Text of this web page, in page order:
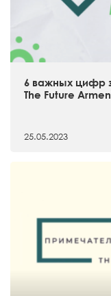
6 важных цифр
The Future
25.05.2023